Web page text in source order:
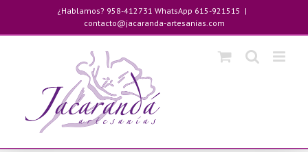
contenido
¿Hablamos? 958-412731 WhatsApp 615-921515 |
contacto@jacaranda-artesanias.com